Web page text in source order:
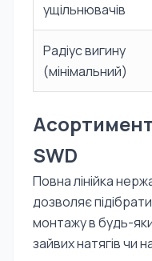
ущільнювачів
Радіус вигину
(мінімальний)
SWD
Повна лінійка
дозволяє
монтажу в будь-
зайвих натягів чи